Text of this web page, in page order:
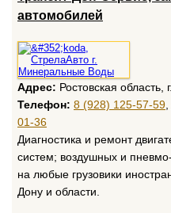
автомобилей
Адрес: Ростовская область,
Телефон: 8 (928) 125-57-59
01-36
Диагностика и ремонт
систем; воздушных и
на любые грузовики
Дону и области.